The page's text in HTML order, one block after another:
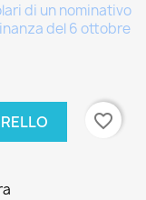
di un nominativo
del 6 ottobre
favorite_border